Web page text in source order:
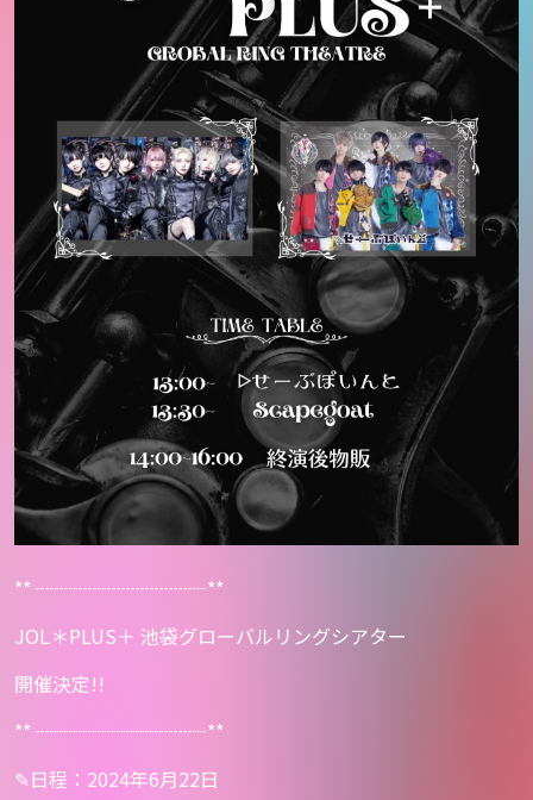
** ┈┈┈┈┈┈┈┈┈**
JOL＊PLUS＋ 池袋グローバルリングシアター
開催決定!!
** ┈┈┈┈┈┈┈┈┈**
✎日程：2024年6月22日